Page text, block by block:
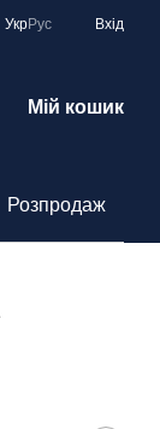
УкрРус Вхід
Мій кошик
Розпродаж